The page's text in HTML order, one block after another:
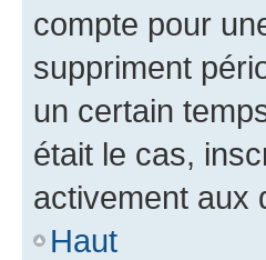
compte pour
suppriment
un certain
était le cas,
activement aux
Haut